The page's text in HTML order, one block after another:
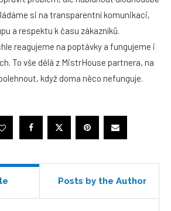
si na transparentní komunikaci,
a respektu k času zákazníků.
reagujeme na poptávky a fungujeme i
To vše dělá z MistrHouse partnera, na
když doma něco nefunguje.
Posts by the Author